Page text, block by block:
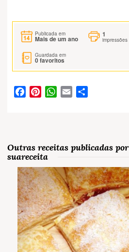
Publicada em
Mais de um ano
1
impressões
Guardada em
0favoritos
FacebookPinterestWhatsApp
Email
Outras receitas publicadas por
suareceita